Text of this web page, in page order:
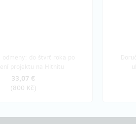
33,07 €
(800 Kč)